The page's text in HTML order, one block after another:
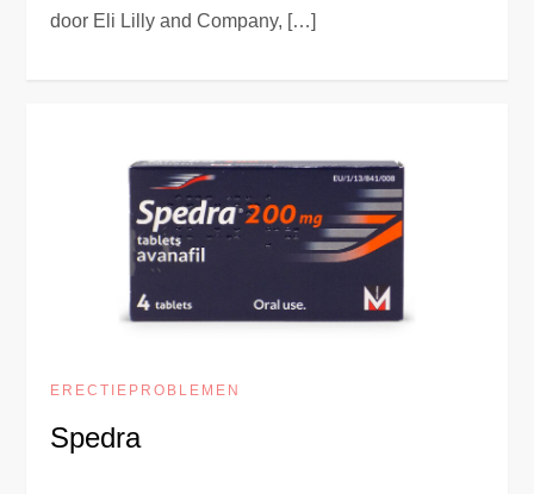
door Eli Lilly and Company, […]
ERECTIEPROBLEMEN
Spedra